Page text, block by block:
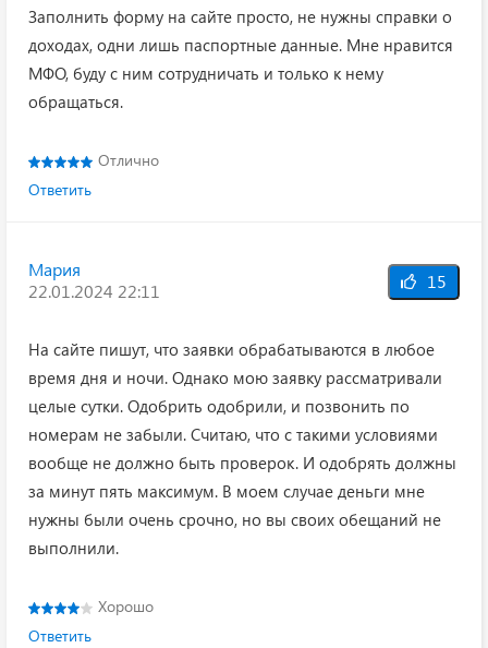
Заполнить форму на сайте просто, не нужны справки о
доходах, одни лишь паспортные данные. Мне нравится
МФО, буду с ним сотрудничать и только к нему
обращаться.
Отлично
Ответить
Мария
22.01.2024 22:11
15
На сайте пишут, что заявки обрабатываются в любое
время дня и ночи. Однако мою заявку рассматривали
целые сутки. Одобрить одобрили, и позвонить по
номерам не забыли. Считаю, что с такими условиями
вообще не должно быть проверок. И одобрять должны
за минут пять максимум. В моем случае деньги мне
нужны были очень срочно, но вы своих обещаний не
выполнили.
Хорошо
Ответить